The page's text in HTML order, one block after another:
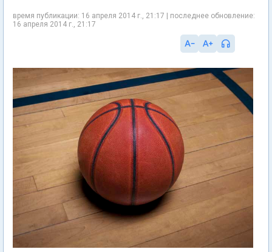
время публикации: 16 апреля 2014 г., 21:17 | последнее обновление:
16 апреля 2014 г., 21:17